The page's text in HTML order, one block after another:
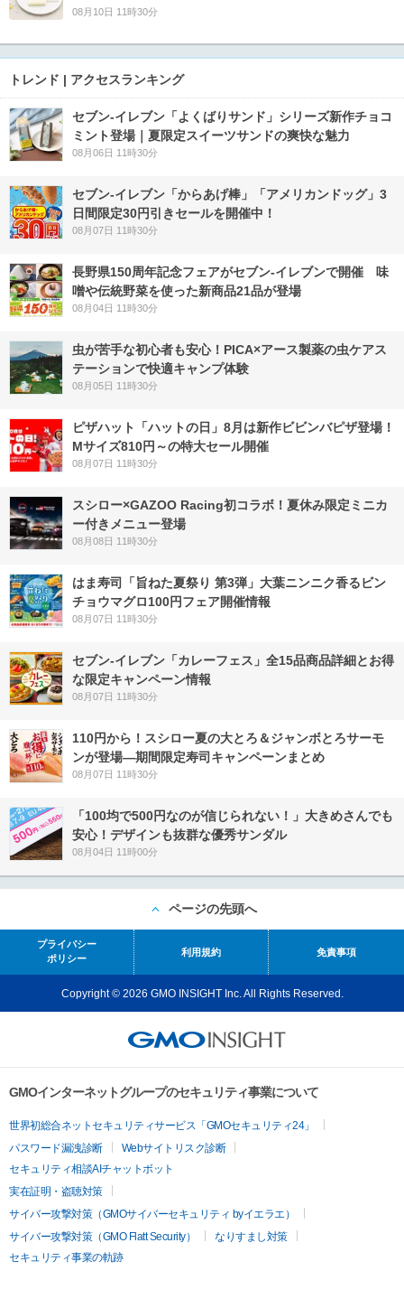
08月10日 11時30分
トレンド | アクセスランキング
セブン‐イレブン「よくばりサンド」シリーズ新作チョコ
ミント登場｜夏限定スイーツサンドの爽快な魅力
08月06日 11時30分
セブン‐イレブン「からあげ棒」「アメリカンドッグ」3
日間限定30円引きセールを開催中！
08月07日 11時30分
長野県150周年記念フェアがセブン-イレブンで開催 味
噌や伝統野菜を使った新商品21品が登場
08月04日 11時30分
虫が苦手な初心者も安心！PICA×アース製薬の虫ケアス
テーションで快適キャンプ体験
08月05日 11時30分
ピザハット「ハットの日」8月は新作ビビンバピザ登場！
Mサイズ810円～の特大セール開催
08月07日 11時30分
スシロー×GAZOO Racing初コラボ！夏休み限定ミニカ
ー付きメニュー登場
08月08日 11時30分
はま寿司「旨ねた夏祭り 第3弾」大葉ニンニク香るビン
チョウマグロ100円フェア開催情報
08月07日 11時30分
セブン‐イレブン「カレーフェス」全15品商品詳細とお得
な限定キャンペーン情報
08月07日 11時30分
110円から！スシロー夏の大とろ＆ジャンボとろサーモ
ンが登場―期間限定寿司キャンペーンまとめ
08月07日 11時30分
「100均で500円なのが信じられない！」大きめさんでも
安心！デザインも抜群な優秀サンダル
08月04日 11時00分
ページの先頭へ
プライバシー
ポリシー
利用規約 免責事項
Copyright © 2026 GMO INSIGHT Inc. All Rights Reserved.
GMOインターネットグループのセキュリティ事業について
世界初総合ネットセキュリティサービス「GMOセキュリティ24」
パスワード漏洩診断
Webサイトリスク診断
セキュリティ相談AIチャットボット
実在証明・盗聴対策
サイバー攻撃対策（GMOサイバーセキュリティ byイエラエ）
サイバー攻撃対策（GMO Flatt Security）
なりすまし対策
セキュリティ事業の軌跡